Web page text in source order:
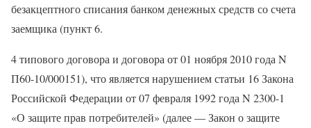
безакцептного списания банком денежных средств со счета
заемщика (пункт 6.
4 типового договора и договора от 01 ноября 2010 года N
П60-10/000151), что является нарушением статьи 16 Закона
Российской Федерации от 07 февраля 1992 года N 2300-1
«О защите прав потребителей» (далее — Закон о защите